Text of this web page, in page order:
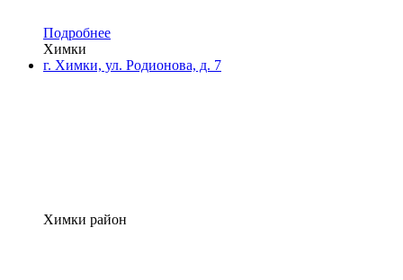
Подробнее
Химки
г. Химки, ул. Родионова, д. 7
Химки район